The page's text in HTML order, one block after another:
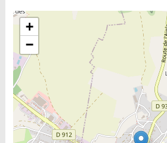
Include la carte
+
−